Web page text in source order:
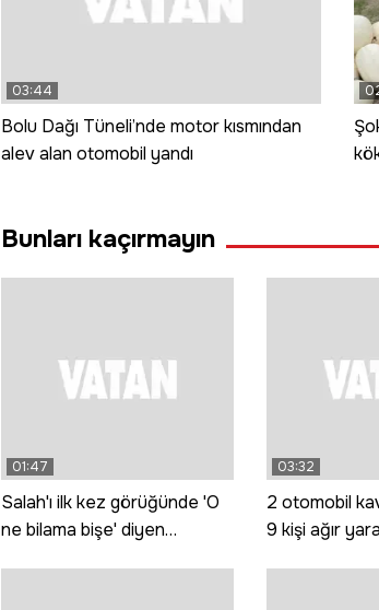
03:44
Bolu Dağı Tüneli’nde motor kısmından
alev alan otomobil yandı
Bunları kaçırmayın
01:47
Salah'ı ilk kez görüğünde 'O
ne bilama bişe' diyen
03:32
2 otomobil
9 kişi ağır